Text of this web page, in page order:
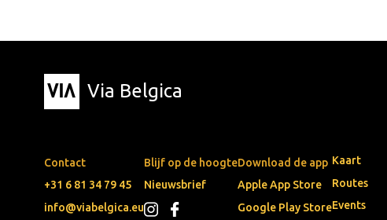
Via Belgica
Contact
+31 6 81 34 79 45
info@viabelgica.eu
Blijf op de hoogte
Nieuwsbrief
Download de app
Apple App Store
Google Play Store
Kaart
Routes
Events